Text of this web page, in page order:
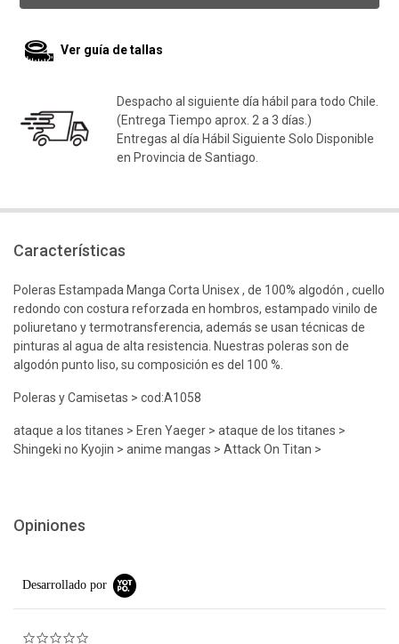
Ver guía de tallas
Despacho al siguiente día hábil para todo Chile.
(Entrega Tiempo aprox. 2 a 3 días.)
Entregas al día Hábil Siguiente Solo Disponible
en Provincia de Santiago.
Características
Poleras Estampada Manga Corta Unisex , de 100% algodón , cuello
redondo con costura reforzada en hombros, estampado vinilo de
poliuretano y termotransferencia, además se usan técnicas de
pinturas al agua de alta resistencia. Nuestras poleras son de
algodón punto liso, su composición es del 100 %.
Poleras y Camisetas > cod:A1058
ataque a los titanes > Eren Yaeger > ataque de los titanes >
Shingeki no Kyojin > anime mangas > Attack On Titan >
Opiniones
Desarrollado por